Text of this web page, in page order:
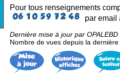
Pour tous renseignements
par email
Dernière mise à jour par
Nombre de vues depuis la